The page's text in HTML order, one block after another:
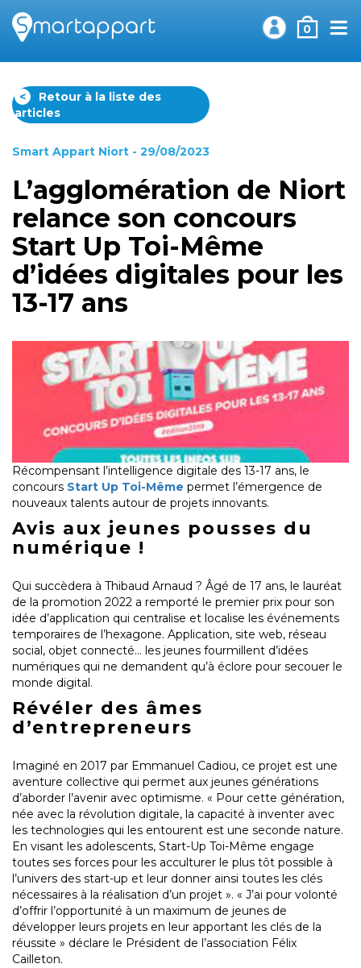
0
<
Retour à la liste des
articles
Smart Appart Niort - 29/08/2023
L’agglomération de Niort
relance son concours
Start Up Toi-Même
d’idées digitales pour les
13-17 ans
Récompensant l’intelligence digitale des 13-17 ans, le
concours Start Up Toi-Même permet l’émergence de
nouveaux talents autour de projets innovants.
Avis aux jeunes pousses du
numérique !
Qui succèdera à Thibaud Arnaud ? Âgé de 17 ans, le lauréat
de la promotion 2022 a remporté le premier prix pour son
idée d’application qui centralise et localise les événements
temporaires de l’hexagone. Application, site web, réseau
social, objet connecté… les jeunes fourmillent d’idées
numériques qui ne demandent qu’à éclore pour secouer le
monde digital.
Révéler des âmes
d’entrepreneurs
Imaginé en 2017 par Emmanuel Cadiou, ce projet est une
aventure collective qui permet aux jeunes générations
d’aborder l’avenir avec optimisme. « Pour cette génération,
née avec la révolution digitale, la capacité à inventer avec
les technologies qui les entourent est une seconde nature.
En visant les adolescents, Start-Up Toi-Même engage
toutes ses forces pour les acculturer le plus tôt possible à
l’univers des start-up et leur donner ainsi toutes les clés
nécessaires à la réalisation d’un projet ». « J’ai pour volonté
d’offrir l’opportunité à un maximum de jeunes de
développer leurs projets en leur apportant les clés de la
réussite » déclare le Président de l’association Félix
Cailleton.